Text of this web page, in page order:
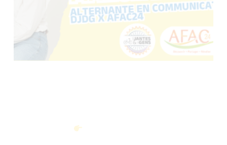
ENTRE MÉCANIQUE ET